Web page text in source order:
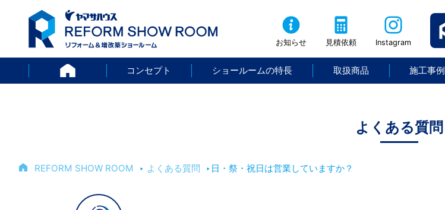
お知らせ 見積依頼 Instagram
HOMEコンセプト ショールームの特長 取扱商品 施工事例
よくある質問
REFORM SHOW ROOM ‣ よくある質問 ‣ 日・祭・祝日は営業していますか？